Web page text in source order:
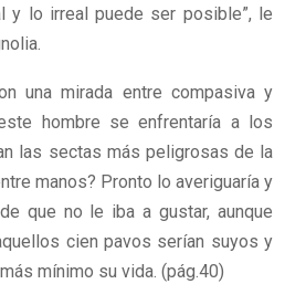
y lo irreal puede ser posible”, le
una mirada entre compasiva y
hombre se enfrentaría a los
las sectas más peligrosas de la
manos? Pronto lo averiguaría y
que no le iba a gustar, aunque
cien pavos serían suyos y
mínimo su vida. (pág.40)